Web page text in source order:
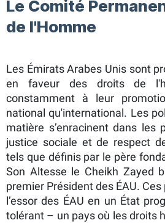
Le Comité
de l'Homme ​
Les Émirats Arabes Unis sont
en faveur des droits de
constamment à leur
national qu'international. Les
matière s’enracinent dans les
justice sociale et de respect
tels que définis par le père
Son Altesse le Cheikh Zayed
premier Président des ÉAU.
l’essor des ÉAU en un État
tolérant – un pays où les droits